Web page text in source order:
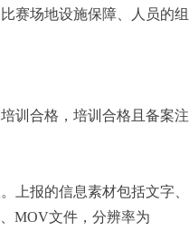
赛场地设施保障、人员的组
训合格，培训合格且备案注
上报的信息素材包括文字、
MOV文件，分辨率为